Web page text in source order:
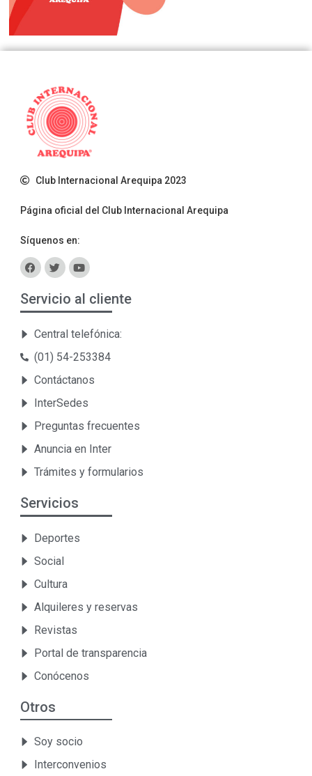
Club Internacional Arequipa 2023
Página oficial del Club Internacional Arequipa
Síquenos en:
Servicio al cliente
Central telefónica:
(01) 54-253384
Contáctanos
InterSedes
Preguntas frecuentes
Anuncia en Inter
Trámites y formularios
Servicios
Deportes
Social
Cultura
Alquileres y reservas
Revistas
Portal de transparencia
Conócenos
Otros
Soy socio
Interconvenios